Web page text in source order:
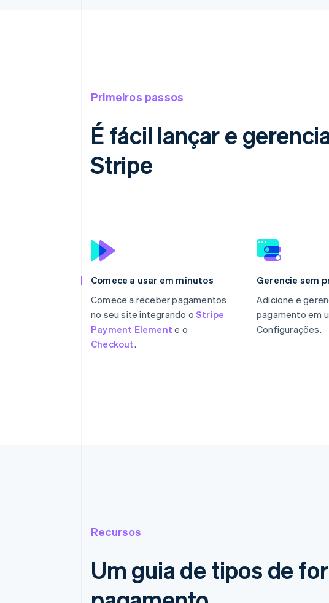
Primeiros passos
É fácil lançar e
Stripe
Comece a usar em minutos
Comece a receber pagamentos
no seu site integrando o Stripe
Payment Element e o
Checkout.
Gerencie sem
Adicione e
pagamento em
Configurações.
Recursos
Um guia de tipos de